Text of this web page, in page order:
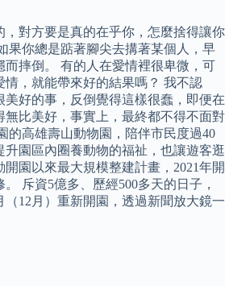
，對方要是真的在乎你，怎麼捨得讓你
果你總是踮著腳尖去搆著某個人，早
而摔倒。 有的人在愛情裡很卑微，可
情，就能帶來好的結果嗎？ 我不認
好的事，反倒覺得這樣很蠢，即便在
無比美好，事實上，最終都不得不面對
的高雄壽山動物園，陪伴市民度過40
升園區內圈養動物的福祉，也讓遊客逛
園以來最大規模整建計畫，2021年開
斥資5億多、歷經500多天的日子，
12月）重新開園，透過新聞放大鏡一